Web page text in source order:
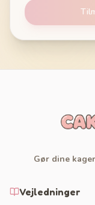
Gør dine
Vejledninger